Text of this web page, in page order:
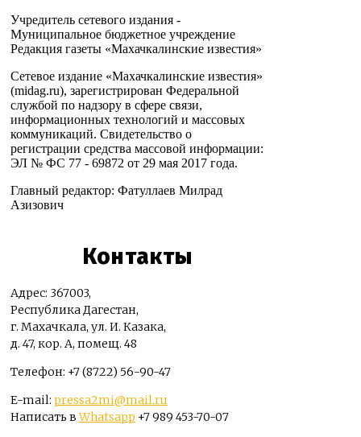
Учредитель сетевого издания -
Муниципальное бюджетное учреждение
Редакция газеты «Махачкалинские известия»
Сетевое издание «Махачкалинские известия»
(midag.ru), зарегистрирован Федеральной
службой по надзору в сфере связи,
информационных технологий и массовых
коммуникаций. Свидетельство о
регистрации средства массовой информации:
ЭЛ № ФС 77 - 69872 от 29 мая 2017 года.
Главный редактор: Фатуллаев Милрад
Азизович
Контакты
Адрес: 367003,
Республика Дагестан,
г. Махачкала, ул. И. Казака,
д. 47, кор. А, помещ. 48
Телефон: +7 (8722) 56-90-47
E-mail: pressa2mi@mail.ru
Написать вWhatsapp +7 989 453-70-07